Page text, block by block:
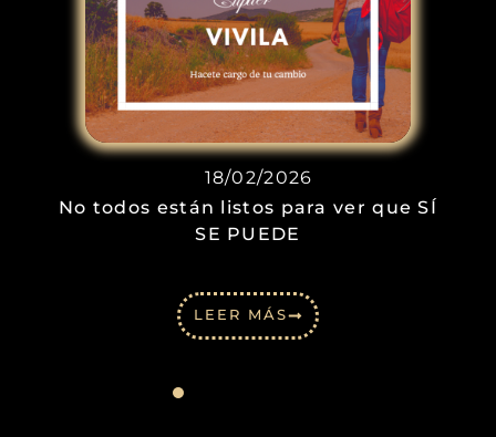
18/02/2026
No todos están listos para ver que SÍ
SE PUEDE
LEER MÁS